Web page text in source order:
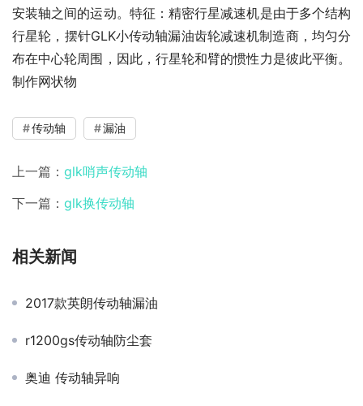
安装轴之间的运动。特征：精密行星减速机是由于多个结构
行星轮，摆针GLK小传动轴漏油齿轮减速机制造商，均匀分
布在中心轮周围，因此，行星轮和臂的惯性力是彼此平衡。
制作网状物
传动轴 漏油
上一篇： glk哨声传动轴
下一篇： glk换传动轴
相关新闻
2017款英朗传动轴漏油
r1200gs传动轴防尘套
奥迪 传动轴异响